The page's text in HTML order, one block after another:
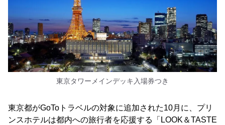
東京タワーメインデッキ入場券つき
東京都がGoToトラベルの対象に追加された10月に、プリ
ンスホテルは都内への旅行者を応援する「LOOK＆TASTE